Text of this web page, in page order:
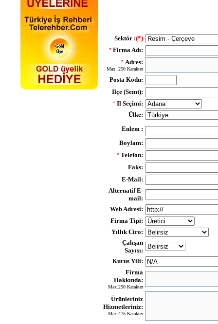
Sektör :(*)
* Firma Adı:
* Adres:
Max. 250 Karakter
Posta Kodu:
Ilçe (Semt):
* Il Seçimi:
Ülke:
Enlem :
Boylam:
* Telefon:
Faks:
E-Mail:
Alternatif E-
mail:
Web Adresi:
Firma Tipi:
Yıllık Ciro:
Çalışan
Sayısı:
Kurus Yili:
Firma
Hakkında:
Max.250 Karakter
Ürünleriniz
Hizmetleriniz:
Max.475 Karakter